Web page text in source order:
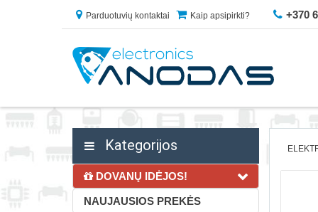
Parduotuvių kontaktai Kaip apsipirkti? +370
Kategorijos
DOVANŲ IDĖJOS!
NAUJAUSIOS PREKĖS